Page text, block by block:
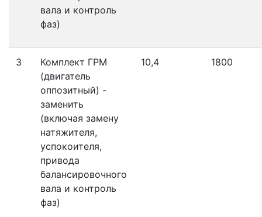
вала и контроль
фаз)
3
Комплект ГРМ
(двигатель
оппозитный) -
заменить
(включая замену
натяжителя,
успокоителя,
привода
балансировочного
вала и контроль
фаз)
10,4 1800